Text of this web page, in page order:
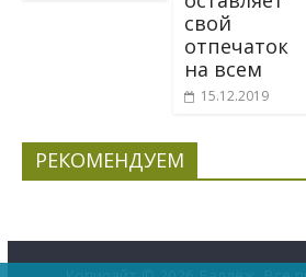
свой
отпечаток
на всем
15.12.2019
РЕКОМЕНДУЕМ